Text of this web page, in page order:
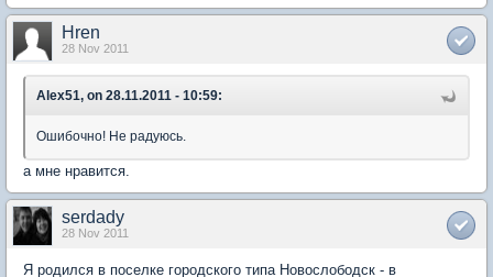
Hren
28 Nov 2011
Alex51, on 28.11.2011 - 10:59:
Ошибочно! Не радуюсь.
а мне нравится.
serdady
28 Nov 2011
Я родился в поселке городского типа Новослободск - в